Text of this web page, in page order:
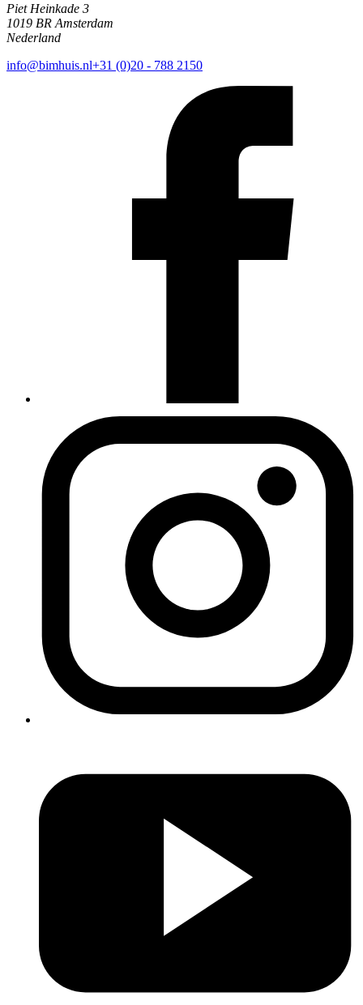
Piet Heinkade 3
1019 BR Amsterdam
Nederland
info@bimhuis.nl+31 (0)20 - 788 2150